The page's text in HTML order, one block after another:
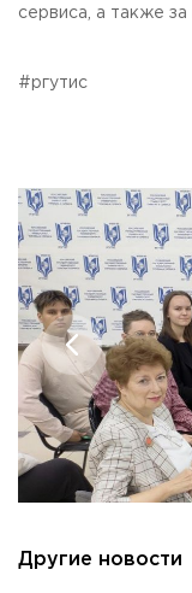
сервиса, а также
#ргутис
Другие новости